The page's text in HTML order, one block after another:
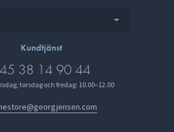
Kundtjänst
38 14 90 44
torsdag och fredag: 10.00–12.00